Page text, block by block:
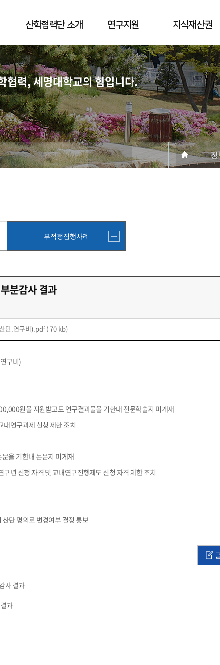
산학협력단 소개 연구지원 지식재산권
협력, 세명대학교의 힘입니다.
정
부적정집행사례
분감사 결과
단.연구비).pdf( 70 kb)
구비)
원을 지원받고도 연구결과물을 기한내 전문학술지 미게재
내연구과제 신청 제한 조치
을 기한내 논문지 미게재
구년 신청 자격 및 교내연구진행제도 신청 자격 제한 조치
단 명의로 변경여부 결정 통보
사 결과
과